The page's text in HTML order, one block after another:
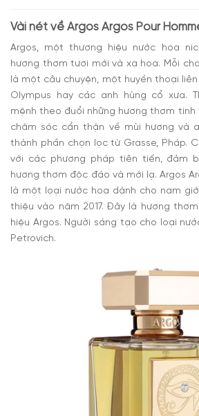
Vài nét về Argos Argos Pour
Argos, một thương hiệu nước hoa
hương thơm tươi mới và xa hoa. Mỗi
là một câu chuyện, một huyền thoại
Olympus hay các anh hùng cổ xưa.
mệnh theo đuổi những hương thơm tinh
chăm sóc cẩn thận về mùi hương và
thành phần chọn lọc từ Grasse, Pháp.
với các phương pháp tiên tiến, đảm
hương thơm độc đáo và mới lạ.Argos
là một loại nước hoa dành cho nam
thiệu vào năm 2017. Đây là hương
hiệu Argos. Người sáng tạo cho loại
Petrovich.